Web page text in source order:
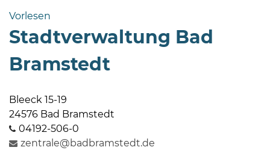
Bramstedt
24576 Bad
Bramstedt
506-
zentrale@badbramstedt.de
Mo,
Vorlesen
Stadtverwaltung Bad
Bramstedt
Bleeck 15-19
24576 Bad Bramstedt
04192-506-0
zentrale@badbramstedt.de